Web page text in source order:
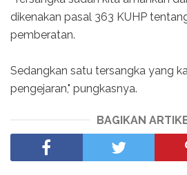
dikenakan pasal 363 KUHP
pemberatan.
Sedangkan satu tersangka yang
pengejaran," pungkasnya.
BAGIKAN